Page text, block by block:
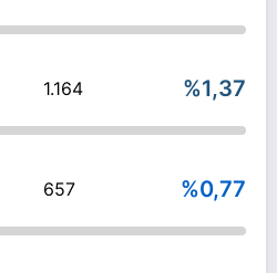
1.164 %1,37
657 %0,77